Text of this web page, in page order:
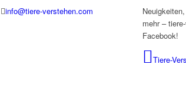
info@tiere-verstehen.com
mehr –
Facebook!
Tiere-